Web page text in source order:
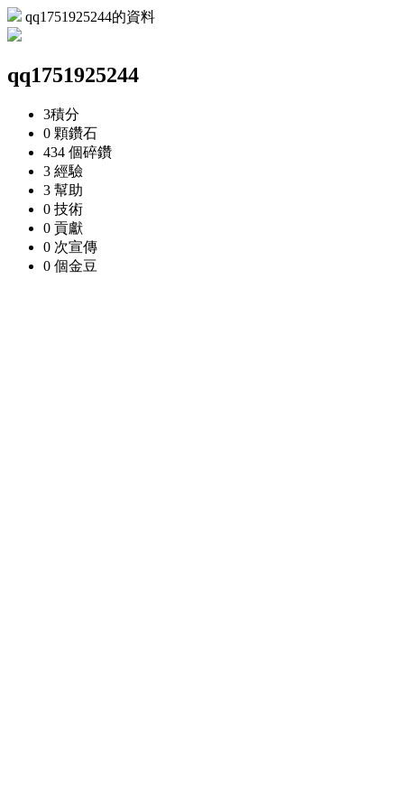
qq1751925244的資料
qq1751925244
3積分
0 顆鑽石
434 個碎鑽
3 經驗
3 幫助
0 技術
0 貢獻
0 次宣傳
0 個金豆